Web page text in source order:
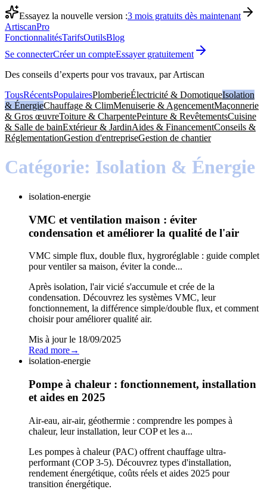
Essayez la nouvelle version :3 mois gratuits dès maintenant
ArtiscanPro
FonctionnalitésTarifsOutilsBlog
Se connecterCréer un compteEssayer gratuitement
Des conseils d’experts pour vos travaux, par Artiscan
TousRécentsPopulairesPlomberieÉlectricité & DomotiqueIsolation
& ÉnergieChauffage & ClimMenuiserie & AgencementMaçonnerie
& Gros œuvreToiture & CharpentePeinture & RevêtementsCuisine
& Salle de bainExtérieur & JardinAides & FinancementConseils &
RéglementationGestion d'entrepriseGestion de chantier
Catégorie: Isolation & Énergie
isolation-energie
VMC et ventilation maison : éviter
condensation et améliorer la qualité de l'air
VMC simple flux, double flux, hygroréglable : guide complet
pour ventiler sa maison, éviter la conde...
Après isolation, l'air vicié s'accumule et crée de la
condensation. Découvrez les systèmes VMC, leur
fonctionnement, la différence simple/double flux, et comment
choisir pour améliorer qualité air.
Mis à jour le 18/09/2025
Read more→
isolation-energie
Pompe à chaleur : fonctionnement, installation
et aides en 2025
Air-eau, air-air, géothermie : comprendre les pompes à
chaleur, leur installation, leur COP et les a...
Les pompes à chaleur (PAC) offrent chauffage ultra-
performant (COP 3-5). Découvrez types d'installation,
rendement énergétique, coûts réels et aides 2025 pour
transition énergétique.